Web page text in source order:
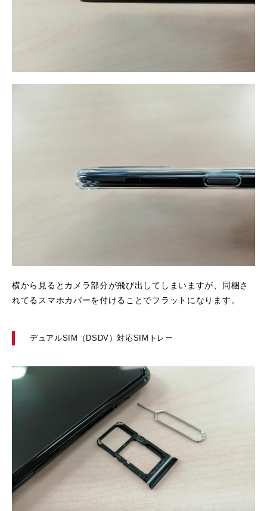
横から見るとカメラ部分が飛び出してしまいますが、同梱さ
れてるスマホカバーを付けることでフラットになります。
デュアルSIM（DSDV）対応SIMトレー